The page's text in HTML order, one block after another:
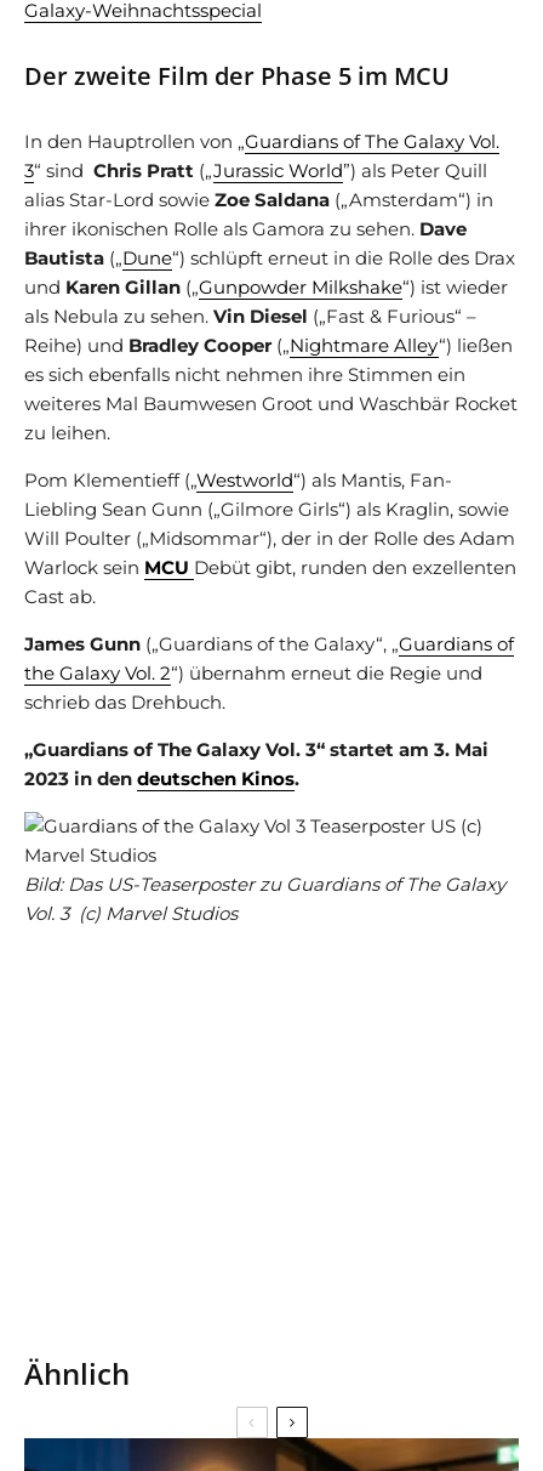
Galaxy-Weihnachtsspecial
Der zweite Film der Phase 5 im MCU
In den Hauptrollen von „Guardians of The Galaxy Vol.
3“ sind Chris Pratt („Jurassic World”) als Peter Quill
alias Star-Lord sowie Zoe Saldana („Amsterdam“) in
ihrer ikonischen Rolle als Gamora zu sehen. Dave
Bautista („Dune“) schlüpft erneut in die Rolle des Drax
und Karen Gillan („Gunpowder Milkshake“) ist wieder
als Nebula zu sehen. Vin Diesel („Fast & Furious“ –
Reihe) und Bradley Cooper („Nightmare Alley“) ließen
es sich ebenfalls nicht nehmen ihre Stimmen ein
weiteres Mal Baumwesen Groot und Waschbär Rocket
zu leihen.
Pom Klementieff („Westworld“) als Mantis, Fan-
Liebling Sean Gunn („Gilmore Girls“) als Kraglin, sowie
Will Poulter („Midsommar“), der in der Rolle des Adam
Warlock sein MCU Debüt gibt, runden den exzellenten
Cast ab.
James Gunn („Guardians of the Galaxy“, „Guardians of
the Galaxy Vol. 2“) übernahm erneut die Regie und
schrieb das Drehbuch.
„Guardians of The Galaxy Vol. 3“ startet am 3. Mai
2023 in den deutschen Kinos.
Bild: Das US-Teaserposter zu Guardians of The Galaxy
Vol. 3 (c) Marvel Studios
Ähnlich